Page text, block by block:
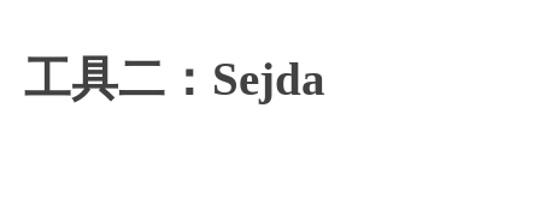
工具二：Sejda